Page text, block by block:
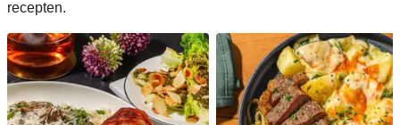
recepten.